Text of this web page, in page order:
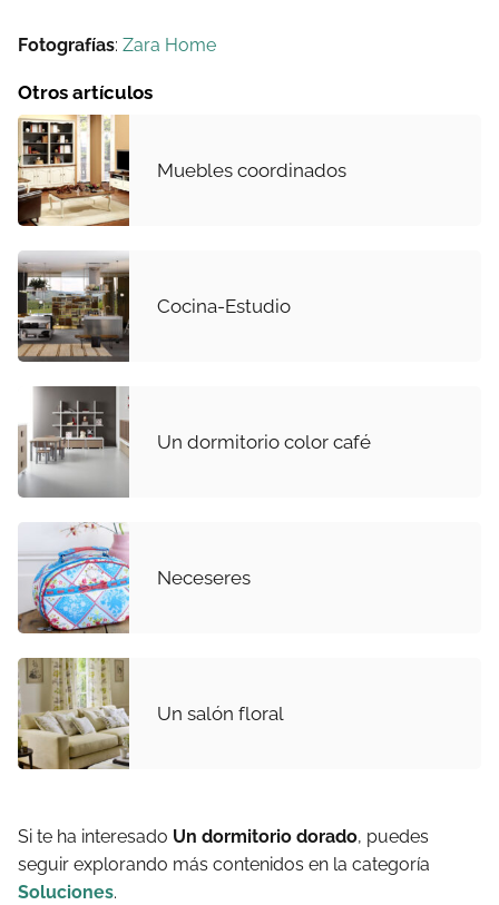
Fotografías: Zara Home
Otros artículos
Muebles coordinados
Cocina-Estudio
Un dormitorio color café
Neceseres
Un salón floral
Si te ha interesado Un dormitorio dorado, puedes
seguir explorando más contenidos en la categoría
Soluciones.